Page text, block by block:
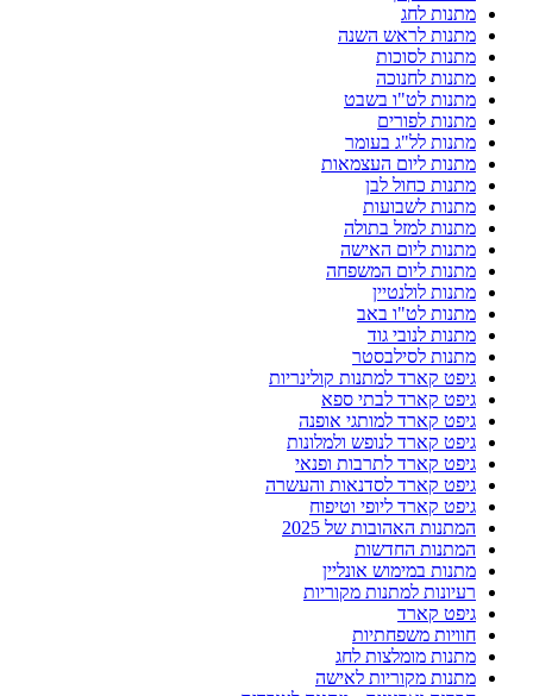
מתנות לחג
מתנות לראש השנה
מתנות לסוכות
מתנות לחנוכה
מתנות לט"ו בשבט
מתנות לפורים
מתנות לל"ג בעומר
מתנות ליום העצמאות
מתנות כחול לבן
מתנות לשבועות
מתנות למזל בתולה
מתנות ליום האישה
מתנות ליום המשפחה
מתנות לולנטיין
מתנות לט"ו באב
מתנות לנובי גוד
מתנות לסילבסטר
גיפט קארד למתנות קולינריות
גיפט קארד לבתי ספא
גיפט קארד למותגי אופנה
גיפט קארד לנופש ולמלונות
גיפט קארד לתרבות ופנאי
גיפט קארד לסדנאות והעשרה
גיפט קארד ליופי וטיפוח
המתנות האהובות של 2025
המתנות החדשות
מתנות במימוש אונליין
רעיונות למתנות מקוריות
גיפט קארד
חוויות משפחתיות
מתנות מומלצות לחג
מתנות מקוריות לאישה